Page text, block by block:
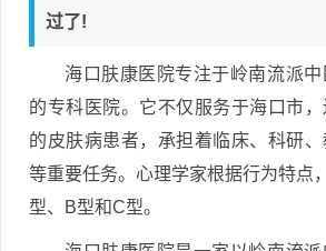
过了!
海口肤康医院专注于岭南流派
的专科医院。它不仅服务于海口市
的皮肤病患者，承担着临床、科研
等重要任务。心理学家根据行为特点
型、B型和C型。